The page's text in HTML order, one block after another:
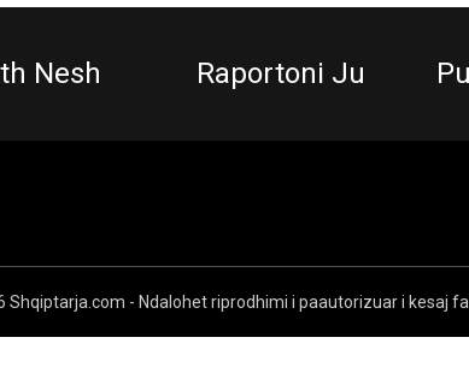
Nesh Raportoni Ju
Shqiptarja.com - Ndalohet riprodhimi i paautorizuar i kesaj